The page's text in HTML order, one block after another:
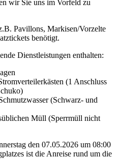
wir Sie uns im Vorfeld zu
Pavillons, Markisen/Vorzelte
benötigt.
Dienstleistungen enthalten:
(1 Anschluss
(Schwarz- und
Müll (Sperrmüll nicht
den 07.05.2026 um 08:00
ist die Anreise rund um die